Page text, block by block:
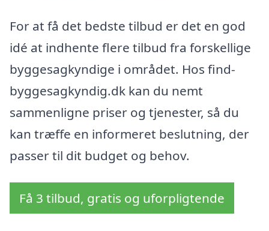
For at få det bedste tilbud er det en god
idé at indhente flere tilbud fra forskellige
byggesagkyndige i området. Hos find-
byggesagkyndig.dk kan du nemt
sammenligne priser og tjenester, så du
kan træffe en informeret beslutning, der
passer til dit budget og behov.
Få 3 tilbud, gratis og uforpligtende